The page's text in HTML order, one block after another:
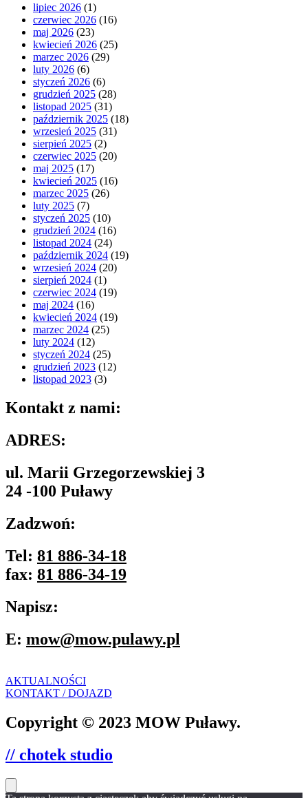
lipiec 2026 (1)
czerwiec 2026 (16)
maj 2026 (23)
kwiecień 2026 (25)
marzec 2026 (29)
luty 2026 (6)
styczeń 2026 (6)
grudzień 2025 (28)
listopad 2025 (31)
październik 2025 (18)
wrzesień 2025 (31)
sierpień 2025 (2)
czerwiec 2025 (20)
maj 2025 (17)
kwiecień 2025 (16)
marzec 2025 (26)
luty 2025 (7)
styczeń 2025 (10)
grudzień 2024 (16)
listopad 2024 (24)
październik 2024 (19)
wrzesień 2024 (20)
sierpień 2024 (1)
czerwiec 2024 (19)
maj 2024 (16)
kwiecień 2024 (19)
marzec 2024 (25)
luty 2024 (12)
styczeń 2024 (25)
grudzień 2023 (12)
listopad 2023 (3)
Kontakt z nami:
ADRES:
ul. Marii Grzegorzewskiej 3
24 -100 Puławy
Zadzwoń:
Tel: 81 886-34-18
fax: 81 886-34-19
Napisz:
E: mow@mow.pulawy.pl
AKTUALNOŚCI
KONTAKT / DOJAZD
Copyright © 2023 MOW Puławy.
// chotek studio
Ta strona korzysta z ciasteczek aby świadczyć usługi na